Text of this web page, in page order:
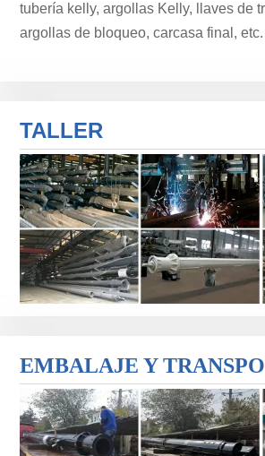
tubería kelly, argollas Kelly, llaves de
argollas de bloqueo, carcasa final, etc.
TALLER
EMBALAJE Y